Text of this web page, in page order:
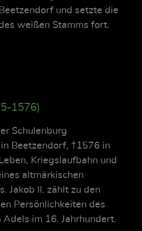
und setzte die
weißen Stamms fort.
1576)
Schulenburg
Beetzendorf, †1576 in
Kriegslaufbahn und
altmärkischen
Jakob II. zählt zu den
Persönlichkeiten des
Adels im 16. Jahrhundert.